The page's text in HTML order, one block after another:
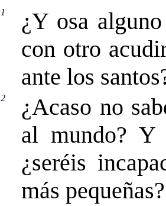
1
¿Y osa
con otro
ante los
2
¿Acaso no
al mundo? Y
¿seréis
más pequeñas?